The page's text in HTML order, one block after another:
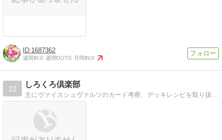
1687362
週間IN:0 週間OUT:0 月間IN:0
22
しろくろ倶楽部